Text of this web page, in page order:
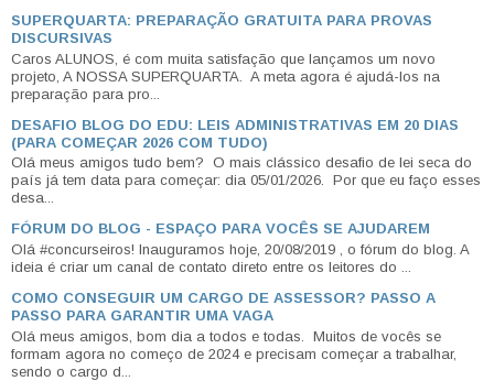
SUPERQUARTA: PREPARAÇÃO GRATUITA PARA PROVAS
DISCURSIVAS
Caros ALUNOS, é com muita satisfação que lançamos um novo
projeto, A NOSSA SUPERQUARTA. A meta agora é ajudá-los na
preparação para pro...
DESAFIO BLOG DO EDU: LEIS ADMINISTRATIVAS EM 20 DIAS
(PARA COMEÇAR 2026 COM TUDO)
Olá meus amigos tudo bem? O mais clássico desafio de lei seca do
país já tem data para começar: dia 05/01/2026. Por que eu faço esses
desa...
FÓRUM DO BLOG - ESPAÇO PARA VOCÊS SE AJUDAREM
Olá #concurseiros! Inauguramos hoje, 20/08/2019 , o fórum do blog. A
ideia é criar um canal de contato direto entre os leitores do ...
COMO CONSEGUIR UM CARGO DE ASSESSOR? PASSO A
PASSO PARA GARANTIR UMA VAGA
Olá meus amigos, bom dia a todos e todas. Muitos de vocês se
formam agora no começo de 2024 e precisam começar a trabalhar,
sendo o cargo d...